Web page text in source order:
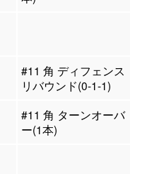
#11 角 ディフェンス
リバウンド(0-1-1)
#11 角 ターンオーバ
ー(1本)